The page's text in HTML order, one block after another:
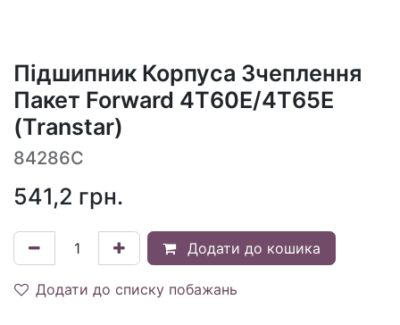
Підшипник Корпуса Зчеплення
Пакет Forward 4T60E/4T65E
(Transtar)
84286C
541,2 грн.
Додати до кошика
Додати до списку побажань